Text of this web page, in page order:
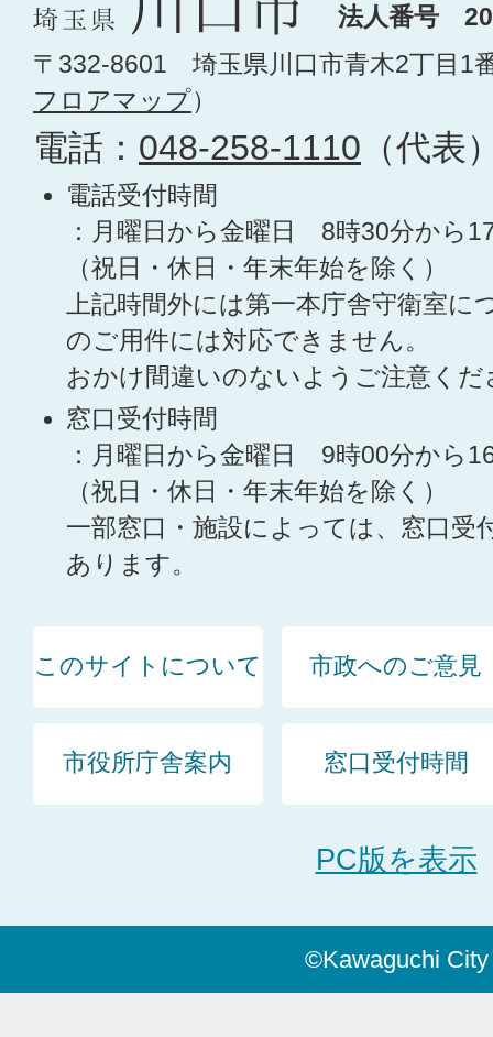
法人番号
〒332-8601 埼玉県川口市青木2丁目1
フロアマップ）
電話： 048-258-1110 （代表
電話受付時間
：月曜日から金曜日 8時30分から
（祝日・休日・年末年始を除く）
上記時間外には第一本庁舎守衛室に
のご用件には対応できません。
おかけ間違いのないようご注意くだ
窓口受付時間
：月曜日から金曜日 9時00分から
（祝日・休日・年末年始を除く）
一部窓口・施設によっては、窓口受
あります。
このサイトについて 市政へのご意見
市役所庁舎案内 窓口受付時間
PC版を表示
©Kawaguchi City